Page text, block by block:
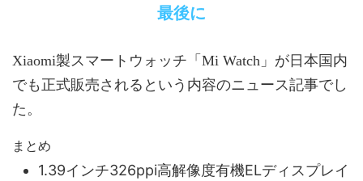
最後に
Xiaomi製スマートウォッチ「Mi Watch」が日本国内
でも正式販売されるという内容のニュース記事でし
た。
まとめ
1.39インチ326ppi高解像度有機ELディスプレイ